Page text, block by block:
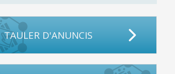
TAULER D'ANUNCIS